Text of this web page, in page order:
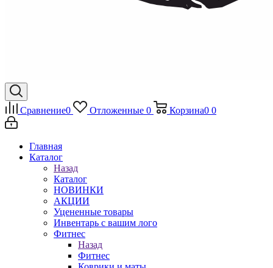
Сравнение0 Отложенные 0 Корзина0 0
Главная
Каталог
Назад
Каталог
НОВИНКИ
АКЦИИ
Уцененные товары
Инвентарь с вашим лого
Фитнес
Назад
Фитнес